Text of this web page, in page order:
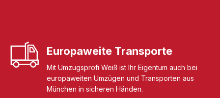
Europaweite Transporte
Mit Umzugsprofi Weiß ist Ihr Eigentum auch bei
europaweiten Umzügen und Transporten aus
München in sicheren Händen.